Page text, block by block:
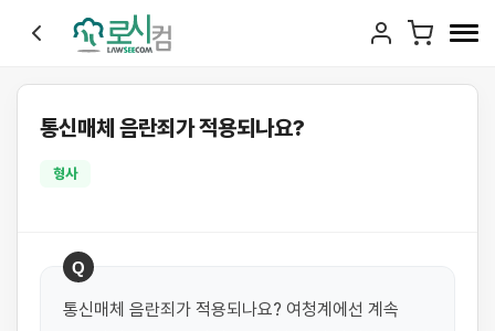
통신매체 음란죄가 적용되나요?
형사
Q
통신매체 음란죄가 적용되나요? 여청계에선 계속